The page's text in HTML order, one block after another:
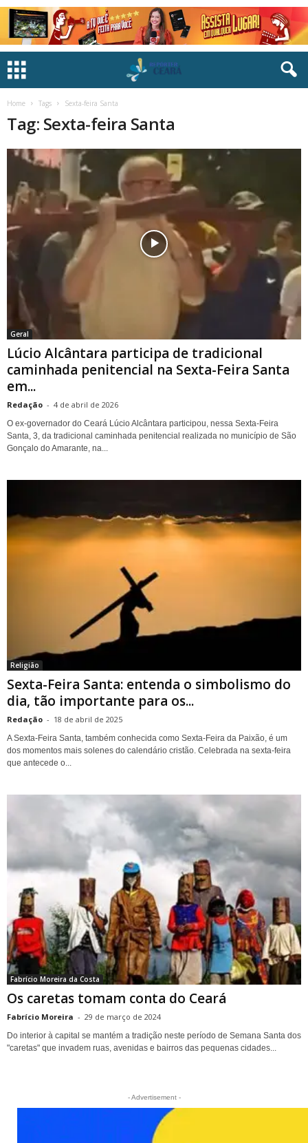
Home Tags Sexta-feira Santa
Tag: Sexta-feira Santa
Geral
Lúcio Alcântara participa de tradicional
caminhada penitencial na Sexta-Feira Santa
em...
Redação - 4 de abril de 2026
O ex-governador do Ceará Lúcio Alcântara participou, nessa Sexta-Feira
Santa, 3, da tradicional caminhada penitencial realizada no município de São
Gonçalo do Amarante, na...
Religião
Sexta-Feira Santa: entenda o simbolismo do
dia, tão importante para os...
Redação - 18 de abril de 2025
A Sexta-Feira Santa, também conhecida como Sexta-Feira da Paixão, é um
dos momentos mais solenes do calendário cristão. Celebrada na sexta-feira
que antecede o...
Fabrício Moreira da Costa
Os caretas tomam conta do Ceará
Fabrício Moreira - 29 de março de 2024
Do interior à capital se mantém a tradição neste período de Semana Santa dos
"caretas" que invadem ruas, avenidas e bairros das pequenas cidades...
- Advertisement -